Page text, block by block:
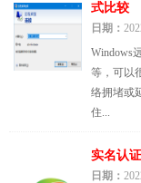
式比较
日期：
Windows
等，可以
络拥堵或
住...
实名认
日期：